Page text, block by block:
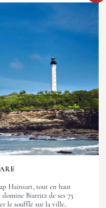
Hainsart, tout en haut
Biarritz de ses 73
le souffle sur la ville,